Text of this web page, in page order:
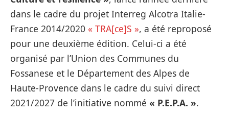
dans le cadre du projet Interreg Alcotra Italie-
France 2014/2020 « TRA[ce]S », a été reproposé
pour une deuxième édition. Celui-ci a été
organisé par l’Union des Communes du
Fossanese et le Département des Alpes de
Haute-Provence dans le cadre du suivi direct
2021/2027 de l’initiative nommé « P.E.P.A. ».